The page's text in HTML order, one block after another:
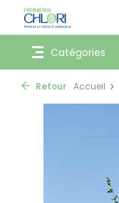
Catégories
Retour Accueil